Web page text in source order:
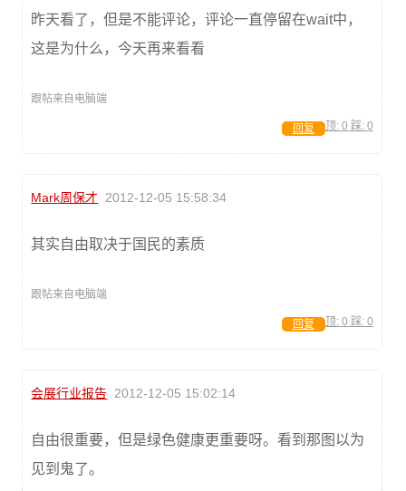
昨天看了，但是不能评论，评论一直停留在wait中，
这是为什么，今天再来看看
跟帖来自电脑端
顶: 0 踩: 0
回复
Mark周保才 2012-12-05 15:58:34
其实自由取决于国民的素质
跟帖来自电脑端
顶: 0 踩: 0
回复
会展行业报告 2012-12-05 15:02:14
自由很重要，但是绿色健康更重要呀。看到那图以为
见到鬼了。